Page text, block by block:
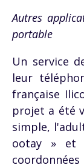
Autres
portable
Un service
leur
française
projet a été
simple,
ootay » et